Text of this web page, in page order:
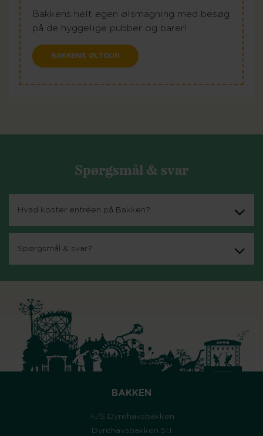
Bakkens helt egen ølsmagning med besøg
på de hyggelige pubber og barer!
BAKKENS ØLTOUR
Spørgsmål & svar
Hvad koster entréen på Bakken?
Spørgsmål & svar?
BAKKEN
A/S Dyrehavsbakken
Dyrehavsbakken 51.1